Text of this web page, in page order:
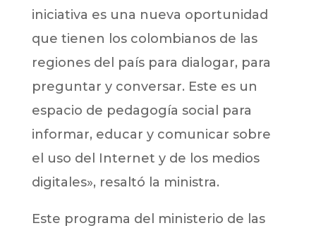
iniciativa es una nueva oportunidad
que tienen los colombianos de las
regiones del país para dialogar, para
preguntar y conversar. Este es un
espacio de pedagogía social para
informar, educar y comunicar sobre
el uso del Internet y de los medios
digitales», resaltó la ministra.
Este programa del ministerio de las